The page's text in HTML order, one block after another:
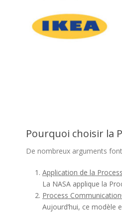
Pourquoi choisir la
De nombreux arguments
Application de la
La NASA applique la
Process
Aujourd’hui, ce modèle